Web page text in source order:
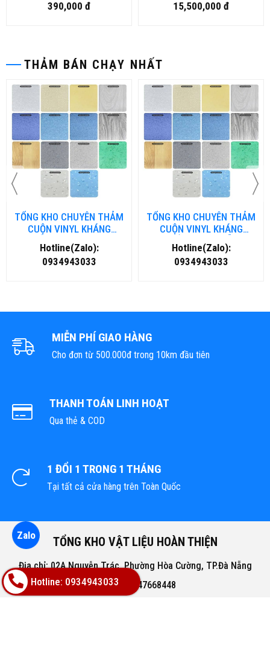
390,000 đ
15,500,000 đ
THẢM BÁN CHẠY NHẤT
TỔNG KHO CHUYÊN THẢM
CUỘN VINYL KHÁNG
KHUẨN TẠI NHA TRANG
Hotline(Zalo):
0934943033
TỔNG KHO CHUYÊN THẢM
CUỘN VINYL KHÁNG
KHUẨN TẠI ĐÀ NẴNG
Hotline(Zalo):
0934943033
MIỄN PHÍ GIAO HÀNG
Cho đơn từ 500.000đ trong 10km đầu tiên
THANH TOÁN LINH HOẠT
Qua thẻ & COD
1 ĐỔI 1 TRONG 1 THÁNG
Tại tất cả cửa hàng trên Toàn Quốc
TỔNG KHO VẬT LIỆU HOÀN THIỆN
Địa chỉ: 02A Nguyễn Trác, Phường Hòa Cường, TP.Đà Nẵng
Hotline: 0947668448
Hotline: 0934943033
Zalo